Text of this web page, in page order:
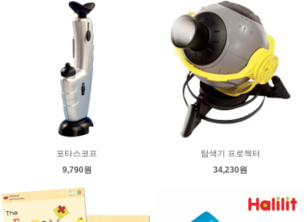
포타스코프
9,790원
탐색기 프로젝터
34,230원